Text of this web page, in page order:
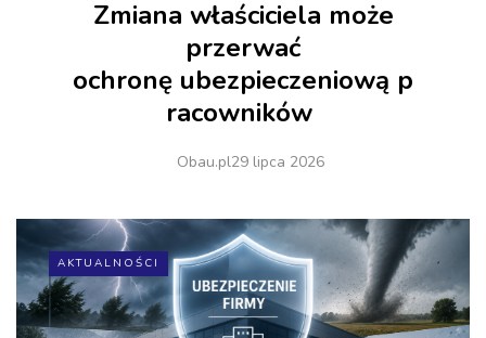
Zmiana właściciela może
przerwać
ochronę ubezpieczeniową p
racowników
Obau.pl29 lipca 2026
AKTUALNOŚCI